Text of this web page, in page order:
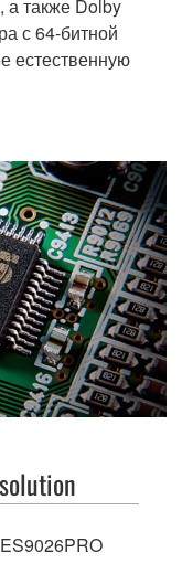
а также Dolby
с 64-битной
естественную